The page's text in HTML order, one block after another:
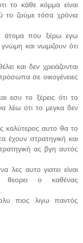
το κάθε κόμμα είναι
το ζούμε τόσα χρόνια
άτομα που ξέρω εγω
και νωμιζουν ότι
και δεν χρειάζονται
σε οικογένειες
εσυ το ξέρεις ότι το
λέω ότι το μεγκα δεν
καλύτερος αυτο θα το
έχουν στρατηγική και
ας βγη αυτός
λες αυτο γιατει είναι
θεορει ο καθένας
πιος λιγω παντός